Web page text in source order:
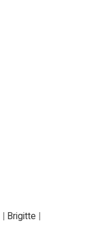
| Brigitte |